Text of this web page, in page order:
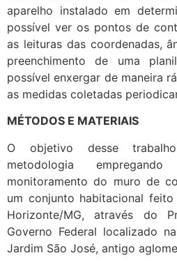
aparelho instalado em
possível ver os pontos de
as leituras das coordenadas,
preenchimento de uma
possível enxergar de maneira
as medidas coletadas
MÉTODOS E MATERIAIS
O objetivo desse
metodologia
monitoramento do muro de
um conjunto habitacional
Horizonte/MG, através do
Governo Federal localizado
Jardim São José, antigo